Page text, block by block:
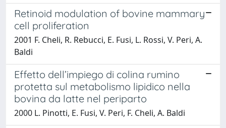
Retinoid modulation of bovine mammary
cell proliferation
2001 F. Cheli, R. Rebucci, E. Fusi, L. Rossi, V. Peri, A.
Baldi
Effetto dell’impiego di colina rumino
protetta sul metabolismo lipidico nella
bovina da latte nel periparto
2000 L. Pinotti, E. Fusi, V. Peri, F. Cheli, A. Baldi